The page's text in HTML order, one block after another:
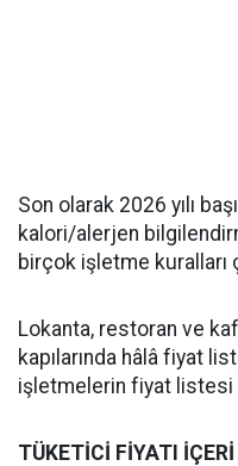
Son olarak 2026 yılı
kalori/alerjen
birçok işletme kuralları
Lokanta, restoran ve
kapılarında hâlâ fiyat
işletmelerin fiyat listesi
TÜKETİCİ FİYATI